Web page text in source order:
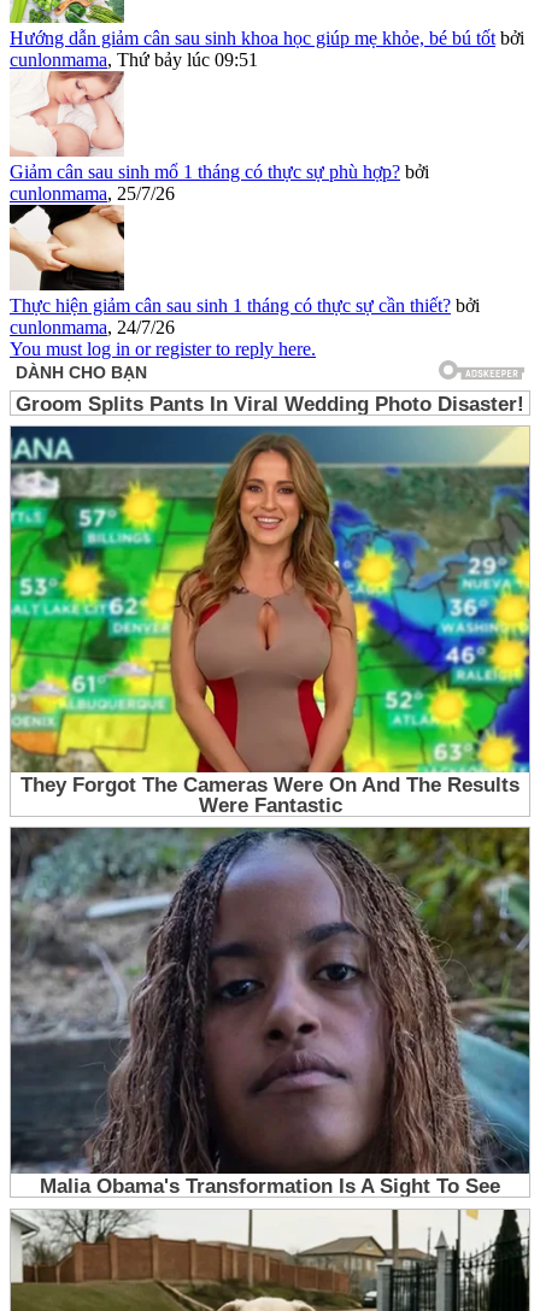
Hướng dẫn giảm cân sau sinh khoa học giúp mẹ khỏe, bé bú tốt bởi
cunlonmama, Thứ bảy lúc 09:51
Giảm cân sau sinh mổ 1 tháng có thực sự phù hợp? bởi
cunlonmama, 25/7/26
Thực hiện giảm cân sau sinh 1 tháng có thực sự cần thiết? bởi
cunlonmama, 24/7/26
You must log in or register to reply here.